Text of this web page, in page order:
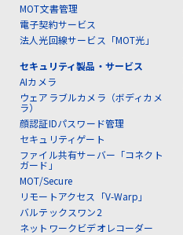
MOT文書管理
電子契約サービス
法人光回線サービス「MOT光」
セキュリティ製品・サービス
AIカメラ
ウェアラブルカメラ（ボディカメ
ラ）
顔認証IDパスワード管理
セキュリティゲート
ファイル共有サーバー「コネクト
ガード」
MOT/Secure
リモートアクセス「V-Warp」
バルテックスワン2
ネットワークビデオレコーダー